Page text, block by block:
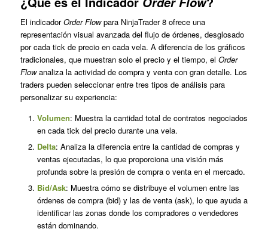
El indicadorOrder Flowpara NinjaTrader 8 ofrece una
representación visual avanzada del flujo de órdenes, desglosado
por cada tick de precio en cada vela. A diferencia de los gráficos
tradicionales, que muestran solo el precio y el tiempo, el Order
Flowanaliza la actividad de compra y venta con gran detalle. Los
traders pueden seleccionar entre tres tipos de análisis para
personalizar su experiencia:
Volumen: Muestra la cantidad total de contratos negociados
en cada tick del precio durante una vela.
Delta: Analiza la diferencia entre la cantidad de compras y
ventas ejecutadas, lo que proporciona una visión más
profunda sobre la presión de compra o venta en el mercado.
Bid/Ask: Muestra cómo se distribuye el volumen entre las
órdenes de compra (bid) y las de venta (ask), lo que ayuda a
identificar las zonas donde los compradores o vendedores
están dominando.